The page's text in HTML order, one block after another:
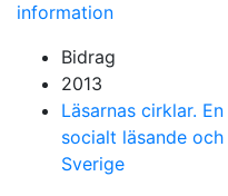
information
Bidrag
2013
Läsarnas cirklar.
socialt läsande
Sverige